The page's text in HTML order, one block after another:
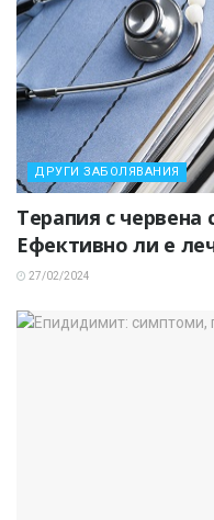
ДРУГИ ЗАБОЛЯВАНИЯ
Терапия с червена
Ефективно ли е
27/02/2024